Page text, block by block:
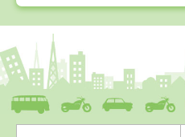
1
岡山県
新倉敷自動車学校